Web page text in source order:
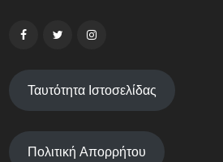
Ταυτότητα Ιστοσελίδας
Πολιτική Απορρήτου